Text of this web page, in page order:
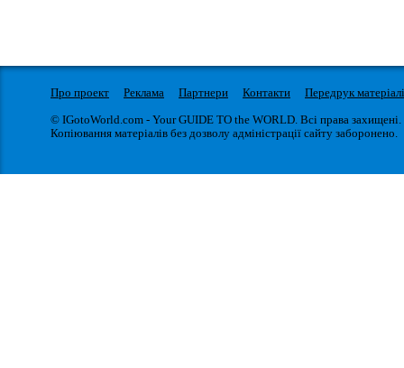
Про проект Реклама Партнери Контакти
Передрук
© IGotoWorld.com - Your GUIDE TO the WORLD. Всі права захищені.
Копіювання матеріалів без дозволу адміністрації сайту заборонено.